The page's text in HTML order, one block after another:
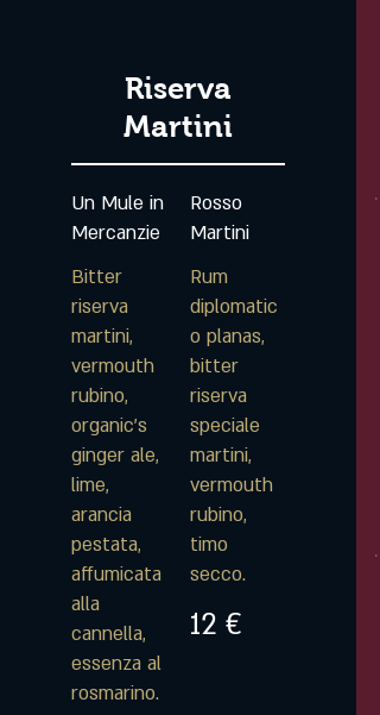
Riserva
Martini
Un Mule in
Mercanzie
Bitter
riserva
martini,
vermouth
rubino,
organic's
ginger ale,
lime,
arancia
pestata,
affumicata
alla
cannella,
essenza al
rosmarino.
Rosso
Martini
Rum
diplomatic
o planas,
bitter
riserva
speciale
martini,
vermouth
rubino,
timo
secco.
12 €